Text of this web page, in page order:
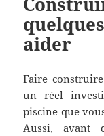
aider
Faire
un réel
piscine que
Aussi, avant